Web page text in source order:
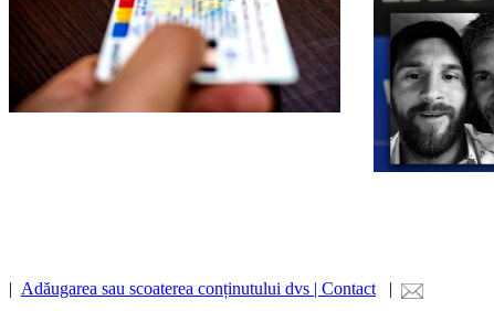
| Adăugarea sau scoaterea conținutului dvs | Contact |